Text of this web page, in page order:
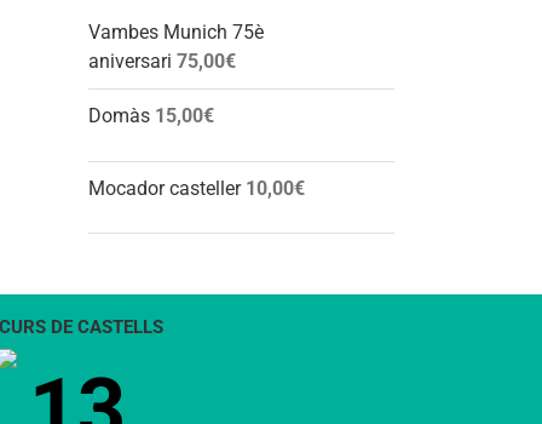
Vambes Munich 75è
aniversari 75,00€
Domàs 15,00€
Mocador casteller 10,00€
DE CASTELLS